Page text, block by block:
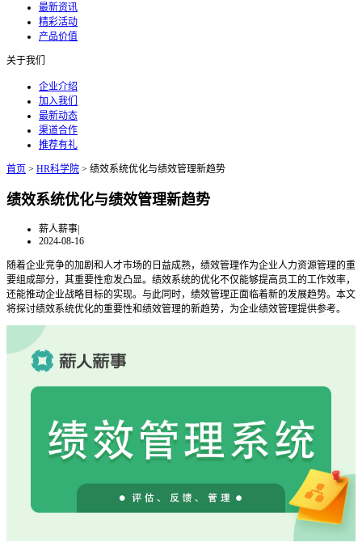
最新资讯
精彩活动
产品价值
关于我们
企业介绍
加入我们
最新动态
渠道合作
推荐有礼
首页 > HR科学院 > 绩效系统优化与绩效管理新趋势
绩效系统优化与绩效管理新趋势
薪人薪事|
2024-08-16
随着企业竞争的加剧和人才市场的日益成熟，绩效管理作为企业人力资源管理的重
要组成部分，其重要性愈发凸显。绩效系统的优化不仅能够提高员工的工作效率，
还能推动企业战略目标的实现。与此同时，绩效管理正面临着新的发展趋势。本文
将探讨绩效系统优化的重要性和绩效管理的新趋势，为企业绩效管理提供参考。